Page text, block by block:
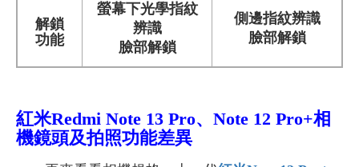
解鎖
功能
螢幕下光學指紋
辨識
臉部解鎖
側邊指紋辨識
臉部解鎖
紅米Redmi Note 13 Pro、Note 12 Pro+相
機鏡頭及拍照功能差異